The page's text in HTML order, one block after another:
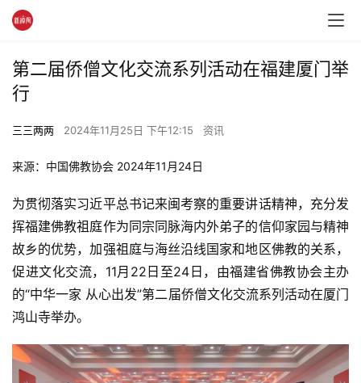
第二届侨僧文化交流系列活动在福建厦门举
行
三三两两 2024年11月25日 下午12:15 资讯
来源：中国佛教协会 2024年11月24日
为贯彻落实习近平总书记来闽考察的重要讲话精神，充分发
挥福建佛教祖庭作为同宗同脉海内外弟子的信仰家园与精神
故乡的优势，加强祖庭与海丝沿线国家和地区佛教的关系，
促进文化交流，11月22日至24日，由福建省佛教协会主办
的“中华一家 从心出发”第二届侨僧文化交流系列活动在厦门
鸿山寺举办。